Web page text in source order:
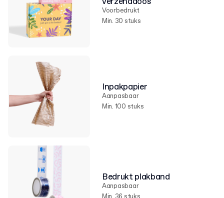
Voorbedrukt
Min. 30 stuks
Inpakpapier
Aanpasbaar
Min. 100 stuks
Bedrukt plakband
Aanpasbaar